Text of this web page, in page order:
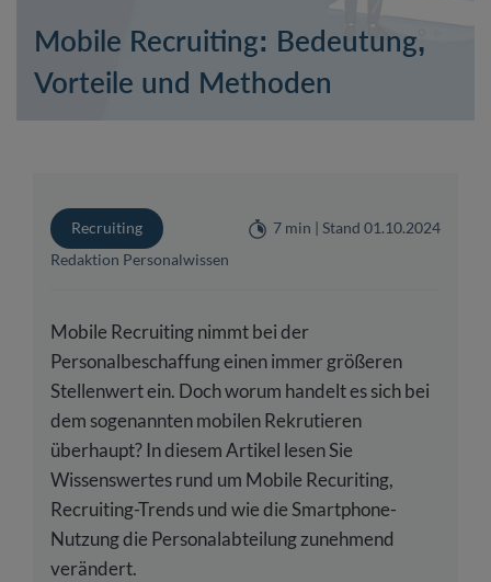
Mobile Recruiting: Bedeutung,
Vorteile und Methoden
Recruiting
7 min | Stand 01.10.2024
Redaktion Personalwissen
Mobile Recruiting nimmt bei der
Personalbeschaffung einen immer größeren
Stellenwert ein. Doch worum handelt es sich bei
dem sogenannten mobilen Rekrutieren
überhaupt? In diesem Artikel lesen Sie
Wissenswertes rund um Mobile Recuriting,
Recruiting-Trends und wie die Smartphone-
Nutzung die Personalabteilung zunehmend
verändert.